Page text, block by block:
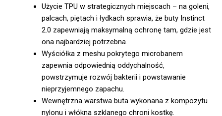
Użycie TPU w strategicznych miejscach – na goleni,
palcach, piętach i łydkach sprawia, że buty Instinct
2.0 zapewniają maksymalną ochronę tam, gdzie jest
ona najbardziej potrzebna.
Wyściółka z meshu pokrytego microbanem
zapewnia odpowiednią oddychalność,
powstrzymuje rozwój bakterii i powstawanie
nieprzyjemnego zapachu.
Wewnętrzna warstwa buta wykonana z kompozytu
nylonu i włókna szklanego chroni kostkę.